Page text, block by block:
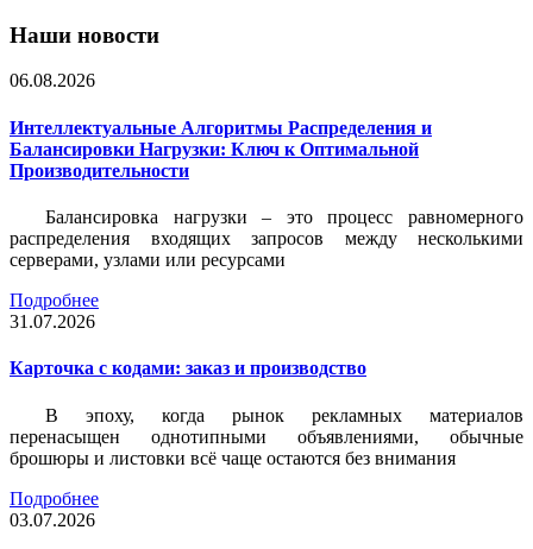
Наши новости
06.08.2026
Интеллектуальные Алгоритмы Распределения и
Балансировки Нагрузки: Ключ к Оптимальной
Производительности
Балансировка нагрузки – это процесс равномерного
распределения входящих запросов между несколькими
серверами, узлами или ресурсами
Подробнее
31.07.2026
Карточка c кодами: заказ и производство
В эпоху, когда рынок рекламных материалов
перенасыщен однотипными объявлениями, обычные
брошюры и листовки всё чаще остаются без внимания
Подробнее
03.07.2026